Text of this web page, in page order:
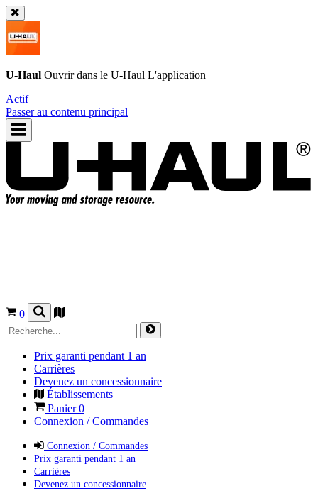
U-Haul Ouvrir dans le U-Haul L'application
Actif
Passer au contenu principal
0
Prix garanti pendant 1 an
Carrières
Devenez un concessionnaire
Établissements
Panier0
Connexion / Commandes
Connexion / Commandes
Prix garanti pendant 1 an
Carrières
Devenez un concessionnaire